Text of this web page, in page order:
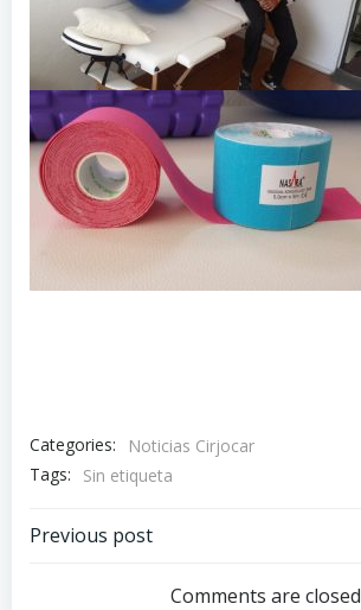
Categories:
Noticias Cirjocar
Tags:
Sin etiqueta
Previous post
Comments are closed